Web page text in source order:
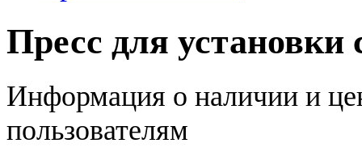
Пресс для
Информация о наличии и
пользователям